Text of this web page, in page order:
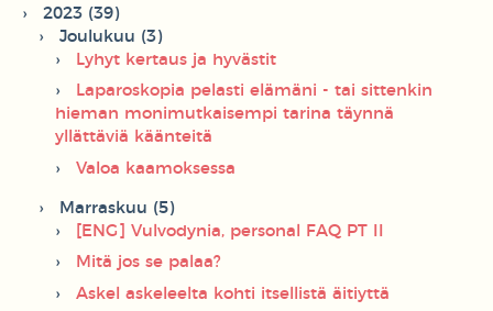
2023 (39)
Joulukuu (3)
Lyhyt kertaus ja hyvästit
Laparoskopia pelasti elämäni - tai sittenkin
hieman monimutkaisempi tarina täynnä
yllättäviä käänteitä
Valoa kaamoksessa
Marraskuu (5)
[ENG] Vulvodynia, personal FAQ PT II
Mitä jos se palaa?
Askel askeleelta kohti itsellistä äitiyttä